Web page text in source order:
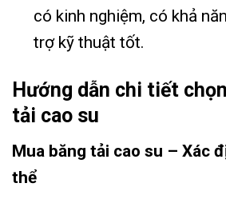
có kinh nghiệm, có khả
trợ kỹ thuật tốt.
Hướng dẫn chi tiết
tải cao su
Mua băng tải cao su – Xác
thể